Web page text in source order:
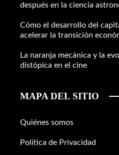
después en la ciencia
Cómo el desarrollo del
acelerar la transición
La naranja mecánica y la
distópica en el cine
MAPA DEL SITIO
Quiénes somos
Política de Privacidad